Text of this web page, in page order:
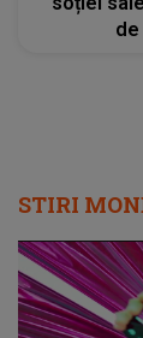
de
STIRI